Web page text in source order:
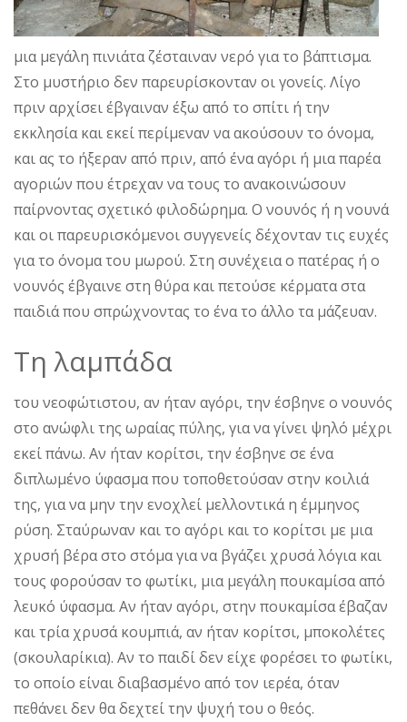
μια μεγάλη πινιάτα ζέσταιναν νερό για το βάπτισμα.
Στο μυστήριο δεν παρευρίσκονταν οι γονείς. Λίγο
πριν αρχίσει έβγαιναν έξω από το σπίτι ή την
εκκλησία και εκεί περίμεναν να ακούσουν το όνομα,
και ας το ήξεραν από πριν, από ένα αγόρι ή μια παρέα
αγοριών που έτρεχαν να τους το ανακοινώσουν
παίρνοντας σχετικό φιλοδώρημα. Ο νουνός ή η νουνά
και οι παρευρισκόμενοι συγγενείς δέχονταν τις ευχές
για το όνομα του μωρού. Στη συνέχεια ο πατέρας ή ο
νουνός έβγαινε στη θύρα και πετούσε κέρματα στα
παιδιά που σπρώχνοντας το ένα το άλλο τα μάζευαν.
Τη λαμπάδα
του νεοφώτιστου, αν ήταν αγόρι, την έσβηνε ο νουνός
στο ανώφλι της ωραίας πύλης, για να γίνει ψηλό μέχρι
εκεί πάνω. Αν ήταν κορίτσι, την έσβηνε σε ένα
διπλωμένο ύφασμα που τοποθετούσαν στην κοιλιά
της, για να μην την ενοχλεί μελλοντικά η έμμηνος
ρύση. Σταύρωναν και το αγόρι και το κορίτσι με μια
χρυσή βέρα στο στόμα για να βγάζει χρυσά λόγια και
τους φορούσαν το φωτίκι, μια μεγάλη πουκαμίσα από
λευκό ύφασμα. Αν ήταν αγόρι, στην πουκαμίσα έβαζαν
και τρία χρυσά κουμπιά, αν ήταν κορίτσι, μποκολέτες
(σκουλαρίκια). Αν το παιδί δεν είχε φορέσει το φωτίκι,
το οποίο είναι διαβασμένο από τον ιερέα, όταν
πεθάνει δεν θα δεχτεί την ψυχή του ο θεός.